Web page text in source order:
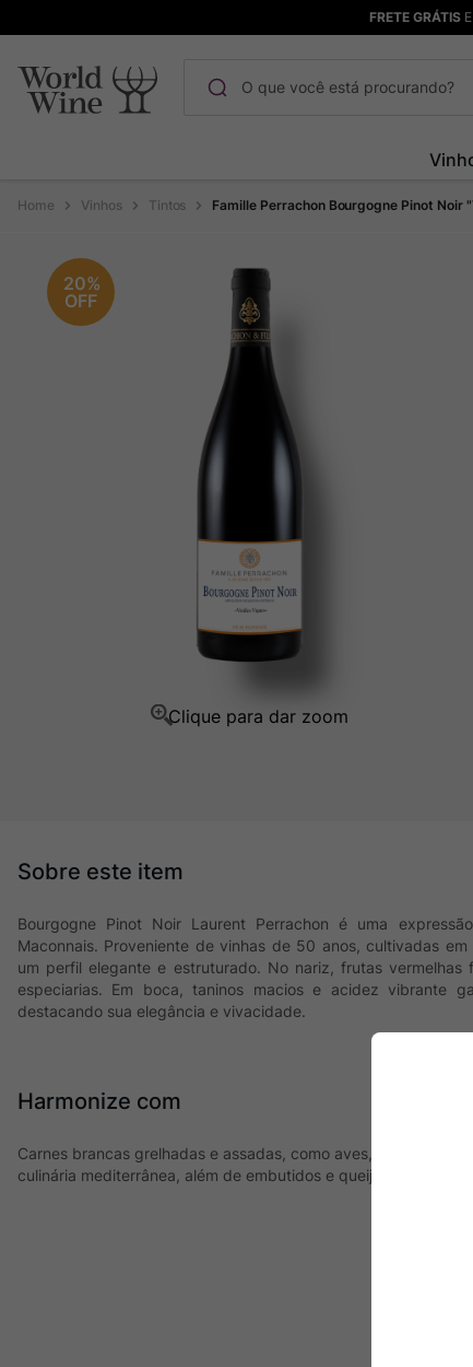
FRETE GRÁTIS
Vinhos Tintos Famille Perrachon Bourgogne Pinot Noir
20%
OFF
Bourgogne Pinot Noir Laurent Perrachon é uma
Maconnais. Proveniente de vinhas de 50 anos, cultivadas
um perfil elegante e estruturado. No nariz, frutas
especiarias. Em boca, taninos macios e acidez vibrante
destacando sua elegância e vivacidade.
Harmonize com
Carnes brancas grelhadas e assadas, como aves, carnes
culinária mediterrânea, além de embutidos e queijos amarelos.
1º Maçanita
3º
4º
Champagne